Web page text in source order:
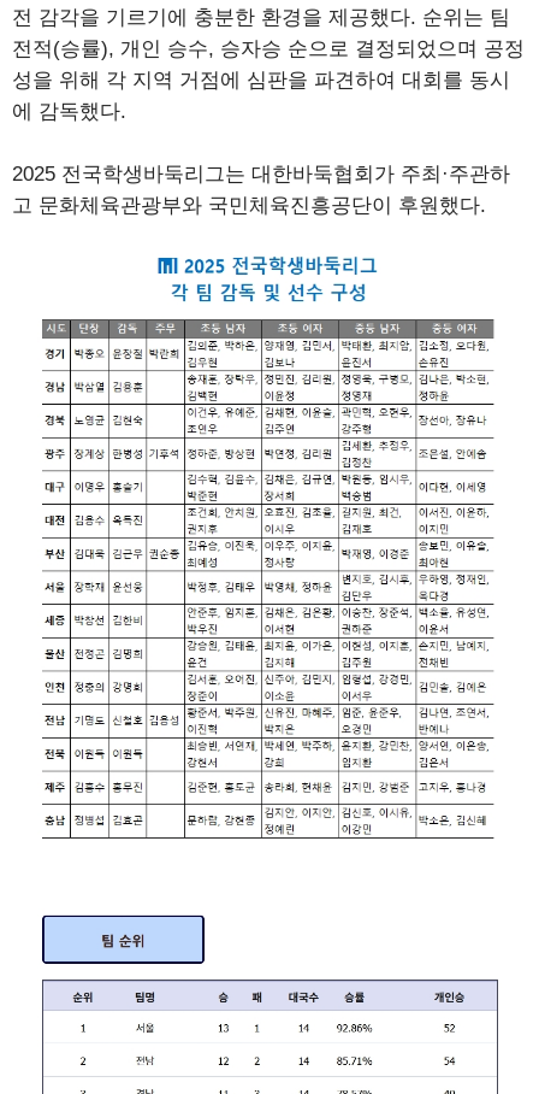
전 감각을 기르기에 충분한 환경을 제공했다. 순위는 팀
전적(승률), 개인 승수, 승자승 순으로 결정되었으며 공정
성을 위해 각 지역 거점에 심판을 파견하여 대회를 동시
에 감독했다.
2025 전국학생바둑리그는 대한바둑협회가 주최·주관하
고 문화체육관광부와 국민체육진흥공단이 후원했다.